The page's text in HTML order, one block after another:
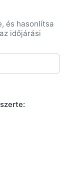
és hasonlítsa
időjárási